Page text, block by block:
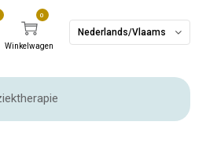
0
Winkelwagen
Nederlands/Vlaams